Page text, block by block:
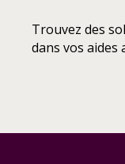
Trouvez des
dans vos